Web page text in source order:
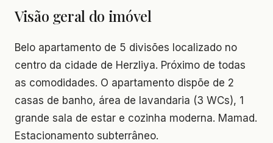
Visão geral do imóvel
Belo apartamento de 5 divisões localizado no
centro da cidade de Herzliya. Próximo de todas
as comodidades. O apartamento dispõe de 2
casas de banho, área de lavandaria (3 WCs), 1
grande sala de estar e cozinha moderna. Mamad.
Estacionamento subterrâneo.